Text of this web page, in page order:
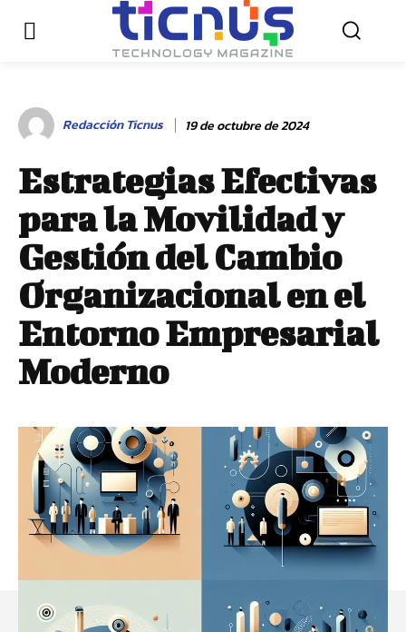
Redacción Ticnus 19 de octubre de 2024
Estrategias Efectivas
para la Movilidad y
Gestión del Cambio
Organizacional en el
Entorno Empresarial
Moderno